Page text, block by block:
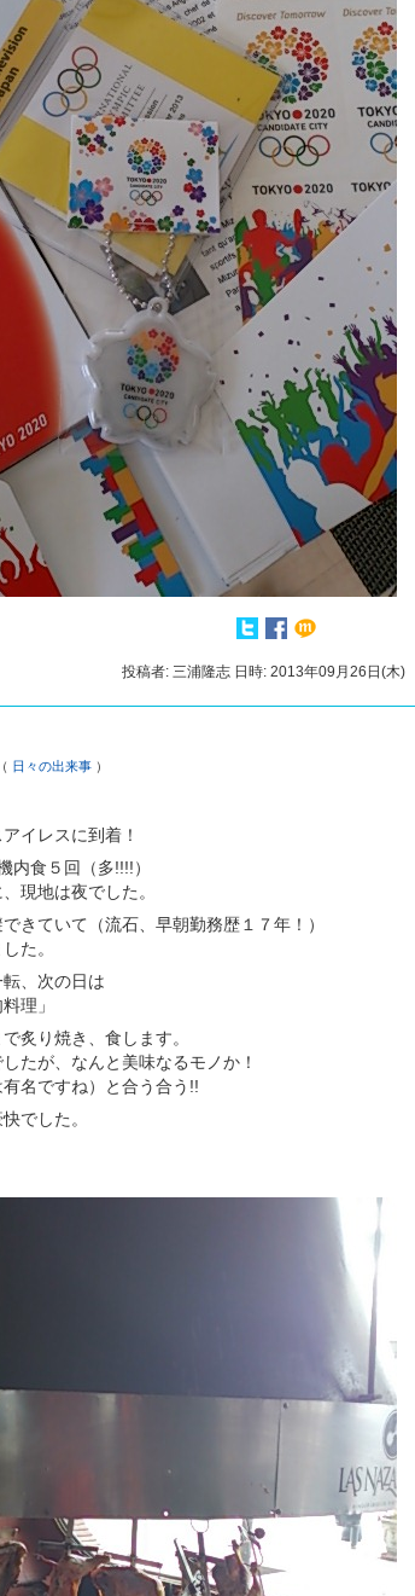
投稿者: 三浦隆志 日時: 2013年09月26日(木)
（ 日々の出来事 ）
イレスに到着！
内食５回（多!!!!）
現地は夜でした。
きていて（流石、早朝勤務歴１７年！）
た。
、次の日は
理」
炙り焼き、食します。
たが、なんと美味なるモノか！
名ですね）と合う合う!!
でした。